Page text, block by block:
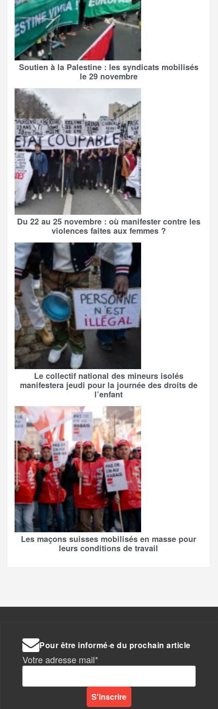
Soutien à la Palestine : les syndicats mobilisés
le 29 novembre
Du 22 au 25 novembre : où manifester contre les
violences faites aux femmes ?
Le collectif national des mineurs isolés
manifestera jeudi pour la journée des droits de
l’enfant
Les maçons suisses mobilisés en masse pour
leurs conditions de travail
Pour être informé·e du prochain article
Votre adresse mail*